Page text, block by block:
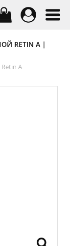
RETIN A |
Retin A